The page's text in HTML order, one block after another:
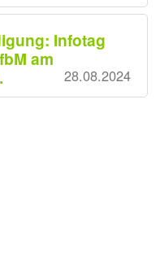
Infotag
am
28.08.2024